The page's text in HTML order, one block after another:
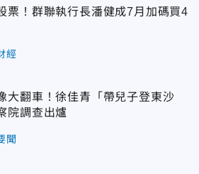
票！群聯執行長潘健成7月加碼買4
經
大翻車！徐佳青「帶兒子登東沙
院調查出爐
聞